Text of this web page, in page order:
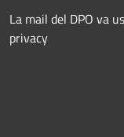
La mail del DPO va
privacy